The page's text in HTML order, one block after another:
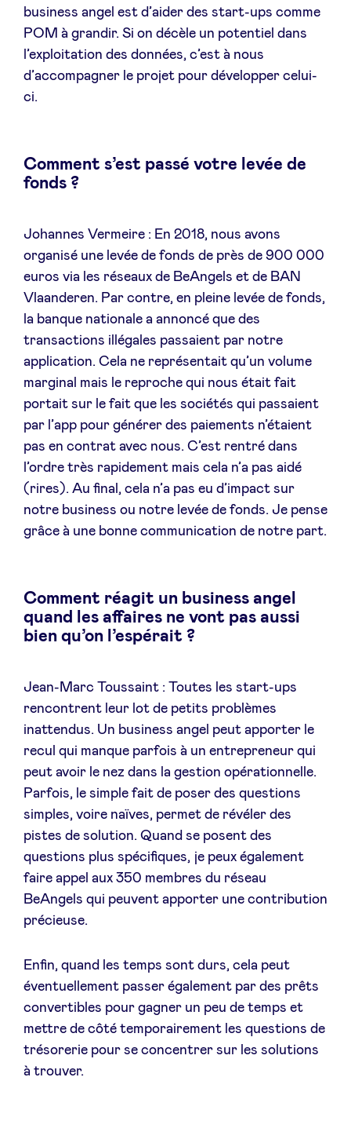
business angel est d’aider des start-ups comme
POM à grandir. Si on décèle un potentiel dans
l’exploitation des données, c’est à nous
d’accompagner le projet pour développer celui-
ci.
Comment s’est passé votre levée de
fonds ?
Johannes Vermeire : En 2018, nous avons
organisé une levée de fonds de près de 900 000
euros via les réseaux de BeAngels et de BAN
Vlaanderen. Par contre, en pleine levée de fonds,
la banque nationale a annoncé que des
transactions illégales passaient par notre
application. Cela ne représentait qu’un volume
marginal mais le reproche qui nous était fait
portait sur le fait que les sociétés qui passaient
par l’app pour générer des paiements n’étaient
pas en contrat avec nous. C’est rentré dans
l’ordre très rapidement mais cela n’a pas aidé
(rires). Au final, cela n’a pas eu d’impact sur
notre business ou notre levée de fonds. Je pense
grâce à une bonne communication de notre part.
Comment réagit un business angel
quand les affaires ne vont pas aussi
bien qu’on l’espérait ?
Jean-Marc Toussaint : Toutes les start-ups
rencontrent leur lot de petits problèmes
inattendus. Un business angel peut apporter le
recul qui manque parfois à un entrepreneur qui
peut avoir le nez dans la gestion opérationnelle.
Parfois, le simple fait de poser des questions
simples, voire naïves, permet de révéler des
pistes de solution. Quand se posent des
questions plus spécifiques, je peux également
faire appel aux 350 membres du réseau
BeAngels qui peuvent apporter une contribution
précieuse.
Enfin, quand les temps sont durs, cela peut
éventuellement passer également par des prêts
convertibles pour gagner un peu de temps et
mettre de côté temporairement les questions de
trésorerie pour se concentrer sur les solutions
à trouver.